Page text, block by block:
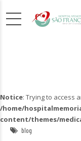
Notice: Trying to access
/home/
content/themes/
blog